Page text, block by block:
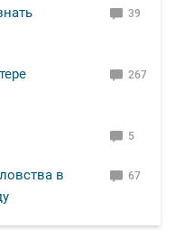
39
267
5
в
67